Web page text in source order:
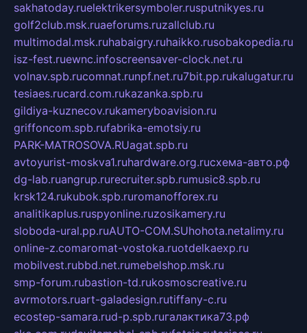
sakhatoday.ruelektrikersymboler.rusputnikyes.ru
golf2club.msk.ruaeforums.ruzallclub.ru
multimodal.msk.ruhabaigry.ruhaikko.rusobakopedia.ru
isz-fest.ruewnc.infoscreensaver-clock.net.ru
volnav.spb.rucomnat.runpf.net.ru7bit.pp.rukalugatur.ru
tesiaes.rucard.com.rukazanka.spb.ru
gildiya-kuznecov.rukameryboavision.ru
griffoncom.spb.rufabrika-emotsiy.ru
PARK-MATROSOVA.RUagat.spb.ru
avtoyurist-moskva1.ruhardware.org.ruсхема-авто.рф
dg-lab.ruangrup.rurecruiter.spb.rumusic8.spb.ru
krsk124.rukubok.spb.ruromanofforex.ru
analitikaplus.ruspyonline.ruzosikamery.ru
sloboda-ural.pp.ruAUTO-COM.SUhohota.netalimy.ru
online-z.comaromat-vostoka.ruotdelkaexp.ru
mobilvest.rubbd.net.rumebelshop.msk.ru
smp-forum.rubastion-td.rukosmoscreative.ru
avrmotors.ruart-galadesign.rutiffany-c.ru
ecostep-samara.rud-p.spb.ruгалактика73.рф